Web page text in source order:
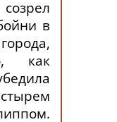
в
как